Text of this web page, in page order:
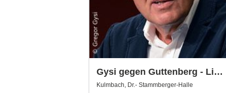
Gysi gegen Guttenberg - Live
2026
Kulmbach, Dr.- Stammberger-Halle